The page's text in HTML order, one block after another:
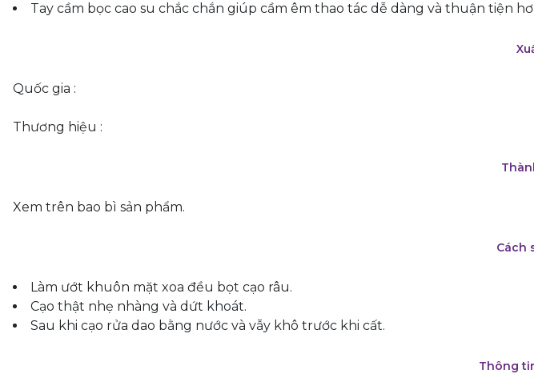
Tay cầm bọc cao su chắc chắn giúp cầm êm thao tác dễ dàng và thuận tiện
Quốc gia :
Thương hiệu :
Xem trên bao bì sản phẩm.
Cách
Làm ướt khuôn mặt xoa đều bọt cạo râu.
Cạo thật nhẹ nhàng và dứt khoát.
Sau khi cạo rửa dao bằng nước và vẫy khô trước khi cất.
Thông